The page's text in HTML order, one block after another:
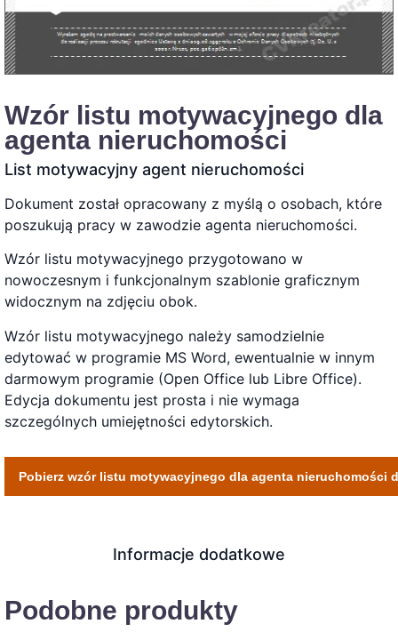
Wzór listu motywacyjnego dla
agenta nieruchomości
List motywacyjny agent nieruchomości
Dokument został opracowany z myślą o osobach, które
poszukują pracy w zawodzie agenta nieruchomości.
Wzór listu motywacyjnego przygotowano w
nowoczesnym i funkcjonalnym szablonie graficznym
widocznym na zdjęciu obok.
Wzór listu motywacyjnego należy samodzielnie
edytować w programie MS Word, ewentualnie w innym
darmowym programie (Open Office lub Libre Office).
Edycja dokumentu jest prosta i nie wymaga
szczególnych umiejętności edytorskich.
Pobierz wzór listu motywacyjnego dla agenta nieruchomości
Informacje dodatkowe
Podobne produkty